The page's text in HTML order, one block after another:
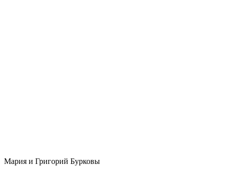
Мария и Григорий Бурковы